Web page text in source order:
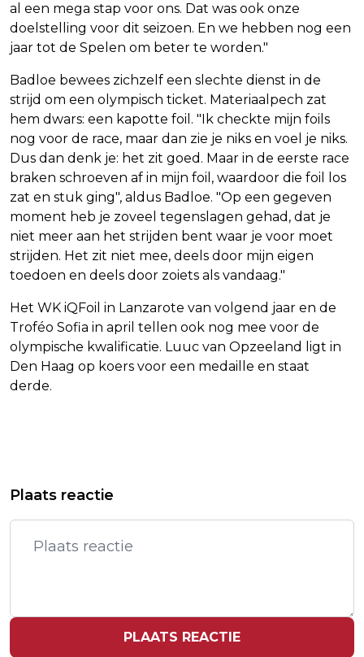
al een mega stap voor ons. Dat was ook onze
doelstelling voor dit seizoen. En we hebben nog een
jaar tot de Spelen om beter te worden."
Badloe bewees zichzelf een slechte dienst in de
strijd om een olympisch ticket. Materiaalpech zat
hem dwars: een kapotte foil. "Ik checkte mijn foils
nog voor de race, maar dan zie je niks en voel je niks.
Dus dan denk je: het zit goed. Maar in de eerste race
braken schroeven af in mijn foil, waardoor die foil los
zat en stuk ging", aldus Badloe. "Op een gegeven
moment heb je zoveel tegenslagen gehad, dat je
niet meer aan het strijden bent waar je voor moet
strijden. Het zit niet mee, deels door mijn eigen
toedoen en deels door zoiets als vandaag."
Het WK iQFoil in Lanzarote van volgend jaar en de
Troféo Sofia in april tellen ook nog mee voor de
olympische kwalificatie. Luuc van Opzeeland ligt in
Den Haag op koers voor een medaille en staat
derde.
INFLATIE BANKBILJETTEN MET
ZAKENKRANT: SPACEX BOEKTE IN
EERSTE KWARTAAL KLEINE WINST
Plaats reactie
PLAATS REACTIE